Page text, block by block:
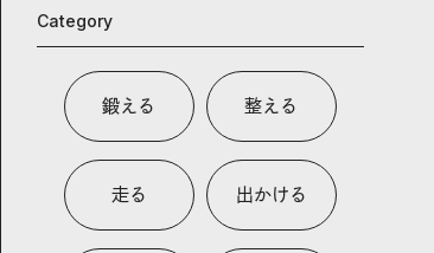
Category
鍛える 整える
走る 出かける